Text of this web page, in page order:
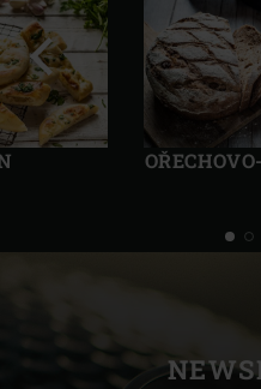
Předchozí